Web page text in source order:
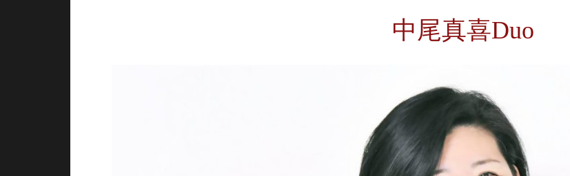
中尾真喜Duo